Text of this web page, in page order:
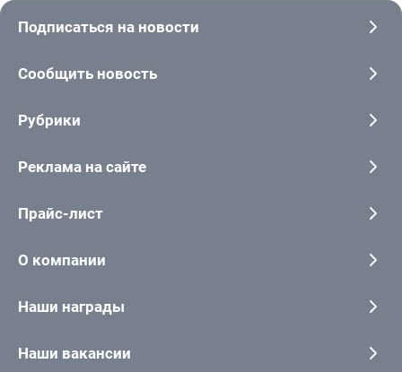
Подписаться на новости
Сообщить новость
Рубрики
Реклама на сайте
Прайс-лист
О компании
Наши награды
Наши вакансии